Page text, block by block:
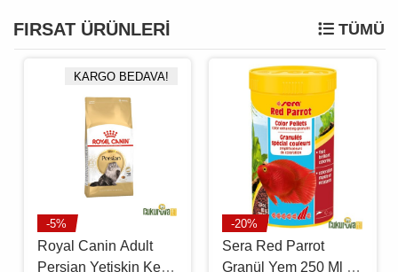
FIRSAT ÜRÜNLERI TÜMÜ
-5%
KARGO BEDAVA!
Royal Canin Adult
Persian Yetişkin Kedi
-20%
Sera Red Parrot
Granül Yem 250 Ml -